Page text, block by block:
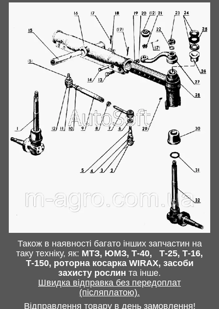
Також в наявності багато інших запчастин на
таку техніку, як: МТЗ, ЮМЗ, Т-40,
Т-25, Т-16,
Т-150, роторна косарка WIRAX, засоби
захисту рослин та інше.
Швидка відправка без передоплат
(післяплатою).
Відправлення товару в день замовлення!